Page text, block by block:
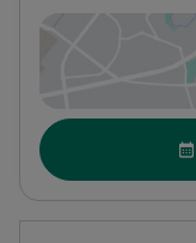
Dostępność